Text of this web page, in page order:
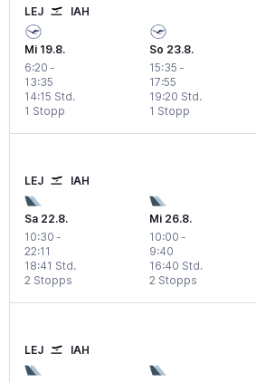
LEJ IAH
Mi 19.8.
6:20 -
13:35
1 Stopp
14:15 Std.
So 23.8.
15:35 -
17:55
1 Stopp
19:20 Std.
LEJ IAH
Sa 22.8.
10:30 -
22:11
2 Stopps
18:41 Std.
Mi 26.8.
10:00 -
9:40
2 Stopps
16:40 Std.
LEJ IAH